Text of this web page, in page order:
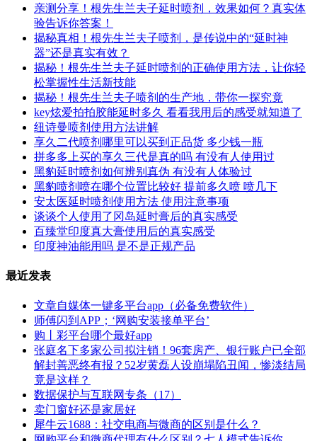
亲测分享！根先生兰夫子延时喷剂，效果如何？真实体
验告诉你答案！
揭秘真相！根先生兰夫子喷剂，是传说中的“延时神
器”还是真实有效？
揭秘！根先生兰夫子延时喷剂的正确使用方法，让你轻
松掌握性生活新技能
揭秘！根先生兰夫子喷剂的生产地，带你一探究竟
key炫爱拍拍胶能延时多久 看看我用后的感受就知道了
纽诗曼喷剂使用方法讲解
享久二代喷剂哪里可以买到正品货 多少钱一瓶
拼多多上买的享久三代是真的吗 有没有人使用过
黑豹延时喷剂如何辨别真伪 有没有人体验过
黑豹喷剂喷在哪个位置比较好 提前多久喷 喷几下
安太医延时喷剂使用方法 使用注意事项
谈谈个人使用了冈岛延时膏后的真实感受
百臻堂印度真大膏使用后的真实感受
印度神油能用吗 是不是正规产品
最近发表
文章自媒体一键多平台app（必备免费软件）
师傅闪到APP；‘网购安装接单平台’
购丨彩平台哪个最好app
张庭名下多家公司拟注销！96套房产、银行账户已全部
解封善恶终有报？52岁黄磊人设崩塌陷丑闻，惨淡结局
竟是这样？
数据保护与互联网专条（17）
卖门窗好还是家居好
犀牛云1688：社交电商与微商的区别是什么？